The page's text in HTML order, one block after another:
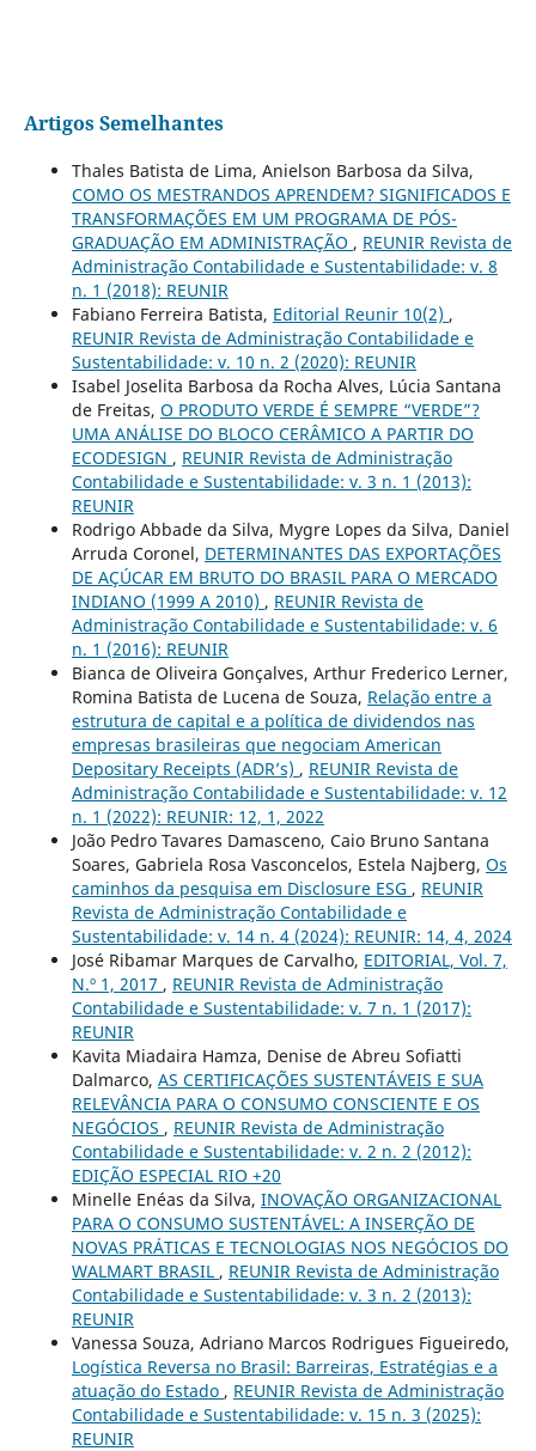
Artigos Semelhantes
Thales Batista de Lima, Anielson Barbosa da Silva,
COMO OS MESTRANDOS APRENDEM? SIGNIFICADOS E
TRANSFORMAÇÕES EM UM PROGRAMA DE PÓS-
GRADUAÇÃO EM ADMINISTRAÇÃO , REUNIR Revista de
Administração Contabilidade e Sustentabilidade: v. 8
n. 1 (2018): REUNIR
Fabiano Ferreira Batista, Editorial Reunir 10(2) ,
REUNIR Revista de Administração Contabilidade e
Sustentabilidade: v. 10 n. 2 (2020): REUNIR
Isabel Joselita Barbosa da Rocha Alves, Lúcia Santana
de Freitas, O PRODUTO VERDE É SEMPRE “VERDE”?
UMA ANÁLISE DO BLOCO CERÂMICO A PARTIR DO
ECODESIGN , REUNIR Revista de Administração
Contabilidade e Sustentabilidade: v. 3 n. 1 (2013):
REUNIR
Rodrigo Abbade da Silva, Mygre Lopes da Silva, Daniel
Arruda Coronel, DETERMINANTES DAS EXPORTAÇÕES
DE AÇÚCAR EM BRUTO DO BRASIL PARA O MERCADO
INDIANO (1999 A 2010) , REUNIR Revista de
Administração Contabilidade e Sustentabilidade: v. 6
n. 1 (2016): REUNIR
Bianca de Oliveira Gonçalves, Arthur Frederico Lerner,
Romina Batista de Lucena de Souza, Relação entre a
estrutura de capital e a política de dividendos nas
empresas brasileiras que negociam American
Depositary Receipts (ADR’s) , REUNIR Revista de
Administração Contabilidade e Sustentabilidade: v. 12
n. 1 (2022): REUNIR: 12, 1, 2022
João Pedro Tavares Damasceno, Caio Bruno Santana
Soares, Gabriela Rosa Vasconcelos, Estela Najberg, Os
caminhos da pesquisa em Disclosure ESG , REUNIR
Revista de Administração Contabilidade e
Sustentabilidade: v. 14 n. 4 (2024): REUNIR: 14, 4, 2024
José Ribamar Marques de Carvalho, EDITORIAL, Vol. 7,
N.º 1, 2017 , REUNIR Revista de Administração
Contabilidade e Sustentabilidade: v. 7 n. 1 (2017):
REUNIR
Kavita Miadaira Hamza, Denise de Abreu Sofiatti
Dalmarco, AS CERTIFICAÇÕES SUSTENTÁVEIS E SUA
RELEVÂNCIA PARA O CONSUMO CONSCIENTE E OS
NEGÓCIOS , REUNIR Revista de Administração
Contabilidade e Sustentabilidade: v. 2 n. 2 (2012):
EDIÇÃO ESPECIAL RIO +20
Minelle Enéas da Silva, INOVAÇÃO ORGANIZACIONAL
PARA O CONSUMO SUSTENTÁVEL: A INSERÇÃO DE
NOVAS PRÁTICAS E TECNOLOGIAS NOS NEGÓCIOS DO
WALMART BRASIL , REUNIR Revista de Administração
Contabilidade e Sustentabilidade: v. 3 n. 2 (2013):
REUNIR
Vanessa Souza, Adriano Marcos Rodrigues Figueiredo,
Logística Reversa no Brasil: Barreiras, Estratégias e a
atuação do Estado , REUNIR Revista de Administração
Contabilidade e Sustentabilidade: v. 15 n. 3 (2025):
REUNIR